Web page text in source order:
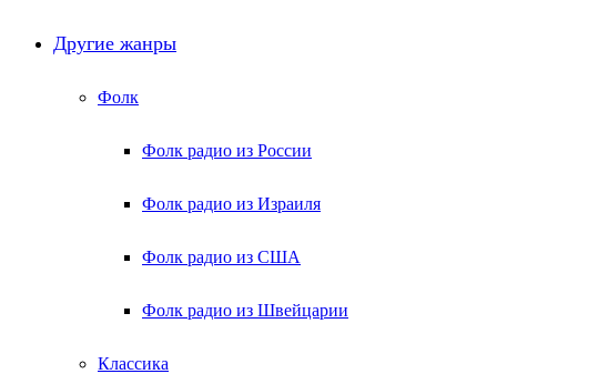
Другие жанры
Фолк
Фолк радио из России
Фолк радио из Израиля
Фолк радио из США
Фолк радио из Швейцарии
Классика